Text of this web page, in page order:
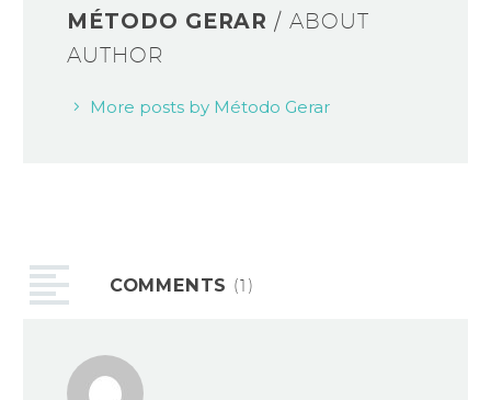
MÉTODO GERAR/ ABOUT
AUTHOR
More posts by Método Gerar
COMMENTS (1)